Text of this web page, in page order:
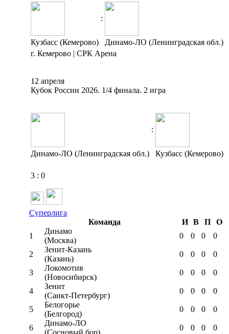
:
Кузбасс (Кемерово)
Динамо-ЛО (Ленинградская обл.)
г. Кемерово | СРК Арена
12 апреля
Кубок России 2026. 1/4 финала. 2 игра
:
Динамо-ЛО (Ленинградская обл.) Кузбасс (Кемерово)
3 : 0
Суперлига
Команда
И В П
О
1
Динамо
(Москва)
0 0 0 0
2
Зенит-Казань
(Казань)
0 0 0 0
3
Локомотив
(Новосибирск)
0 0 0 0
4
Зенит
(Санкт-Петербург)
0 0 0 0
5
Белогорье
(Белгород)
0 0 0 0
6
Динамо-ЛО
(Сосновый бор)
0 0 0 0